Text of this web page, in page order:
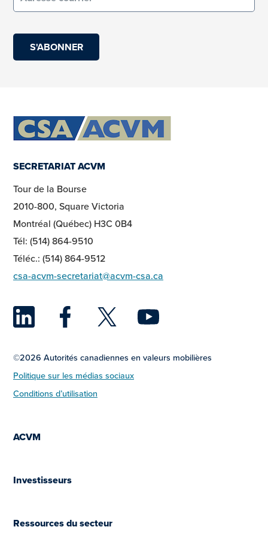
(obligatoire)
SECRETARIAT ACVM
Tour de la Bourse
2010-800, Square Victoria
Montréal (Québec) H3C 0B4
Tél: (514) 864-9510
Téléc.: (514) 864-9512
csa-acvm-secretariat@acvm-csa.ca
LinkedIn
Facebook
Twitter
©2026 Autorités canadiennes en valeurs mobilières
Politique sur les médias sociaux
Conditions d’utilisation
ACVM
Investisseurs
Ressources du secteur